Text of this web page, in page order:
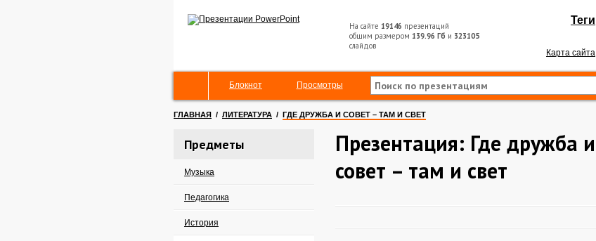
На сайте 19146 презентаций
общим размером 139.96 Гб и 323105
слайдов
Теги
Карта сайта
Блокнот Просмотры
ГЛАВНАЯ / ЛИТЕРАТУРА / ГДЕ ДРУЖБА И СОВЕТ – ТАМ И СВЕТ
Предметы
Музыка
Педагогика
История
Презентация: Где дружба и
совет – там и свет